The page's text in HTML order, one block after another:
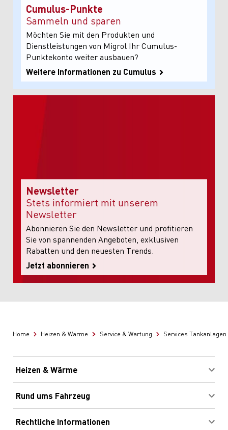
Cumulus-Punkte
Sammeln und sparen
Möchten Sie mit den Produkten und
Dienstleistungen von Migrol Ihr Cumulus-
Punktekonto weiter ausbauen?
Weitere Informationen zu Cumulus
Newsletter
Stets informiert mit unserem
Newsletter
Abonnieren Sie den Newsletter und profitieren
Sie von spannenden Angeboten, exklusiven
Rabatten und den neuesten Trends.
Jetzt abonnieren
Home Heizen & Wärme Service & Wartung Services Tankanlagen
Heizen & Wärme
Energieberatung
Rund ums Fahrzeug
Standorte & Öffnungszeiten
Rechtliche Informationen